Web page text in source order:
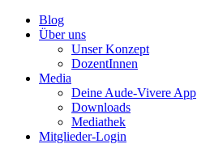
Blog
Über uns
Unser Konzept
DozentInnen
Media
Deine Aude-Vivere App
Downloads
Mediathek
Mitglieder-Login